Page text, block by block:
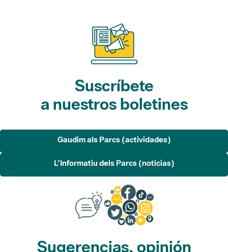
Suscríbete
a nuestros boletines
Gaudim als Parcs (actividades)
L'Informatiu dels Parcs (noticias)
Sugerencias, opinión